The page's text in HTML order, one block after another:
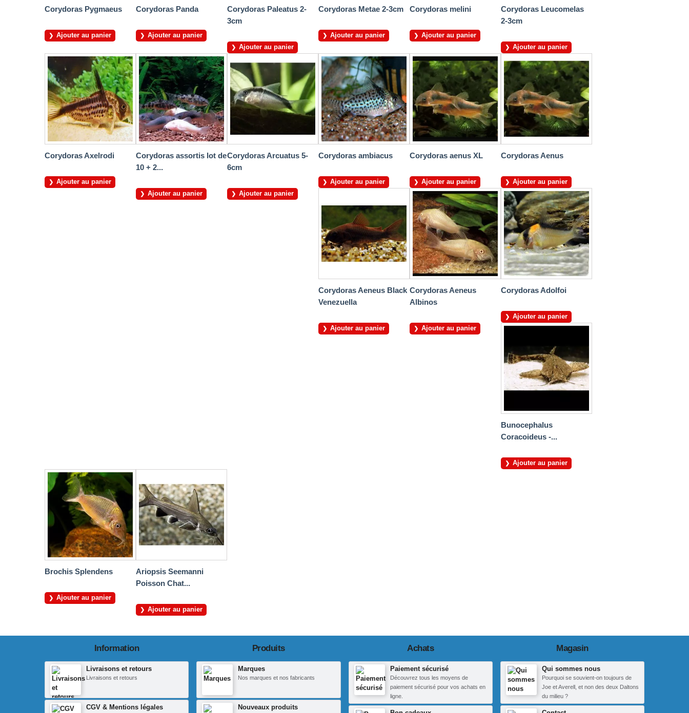
Corydoras Pygmaeus
Ajouter au panier
Corydoras Panda
Ajouter au panier
Corydoras Paleatus 2-
3cm
Ajouter au panier
Corydoras Metae 2-3cm
Ajouter au panier
Corydoras melini
Ajouter au panier
Corydoras Leucomelas
2-3cm
Ajouter au panier
Corydoras Axelrodi
Ajouter au panier
Corydoras assortis lot de
10 + 2...
Ajouter au panier
Corydoras Arcuatus 5-
6cm
Ajouter au panier
Corydoras ambiacus
Ajouter au panier
Corydoras aenus XL
Ajouter au panier
Corydoras Aenus
Ajouter au panier
Corydoras Aeneus Black
Venezuella
Ajouter au panier
Corydoras Aeneus
Albinos
Ajouter au panier
Corydoras Adolfoi
Ajouter au panier
Bunocephalus
Coracoideus -...
Ajouter au panier
Brochis Splendens
Ajouter au panier
Ariopsis Seemanni
Poisson Chat...
Ajouter au panier
Information
Livraisons et retours
Livraisons et retours
CGV & Mentions légales
Produits
Marques
Nos marques et nos fabricants
Nouveaux produits
Achats
Paiement sécurisé
Découvrez tous les moyens de
paiement sécurisé pour vos achats en
ligne.
Magasin
Qui sommes nous
Pourquoi se souvient-on toujours de
Joe et Averell, et non des deux Daltons
du milieu ?